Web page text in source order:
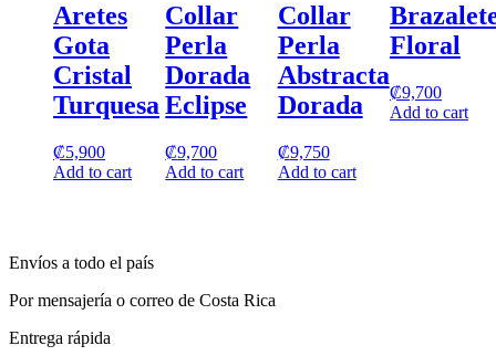
Aretes
Gota
Cristal
Turquesa
₡5,900
Add to cart
Collar
Perla
Dorada
Eclipse
₡9,700
Add to cart
Collar
Perla
Abstracta
Dorada
₡9,750
Add to cart
Floral
₡9,700
Add to cart
Envíos a todo el país
Por mensajería o correo de Costa Rica
Entrega rápida